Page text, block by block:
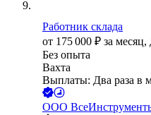
Работник склада
от 175 000 ₽ за месяц,
Без опыта
Вахта
Выплаты: Два раза в
ООО